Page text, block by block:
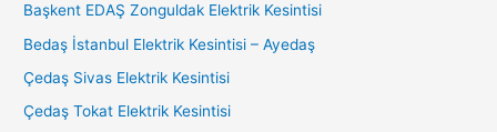
Başkent EDAŞ Zonguldak Elektrik Kesintisi
Bedaş İstanbul Elektrik Kesintisi – Ayedaş
Çedaş Sivas Elektrik Kesintisi
Çedaş Tokat Elektrik Kesintisi